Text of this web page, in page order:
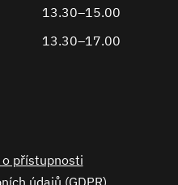
13.30–15.00
13.30–17.00
přístupnosti